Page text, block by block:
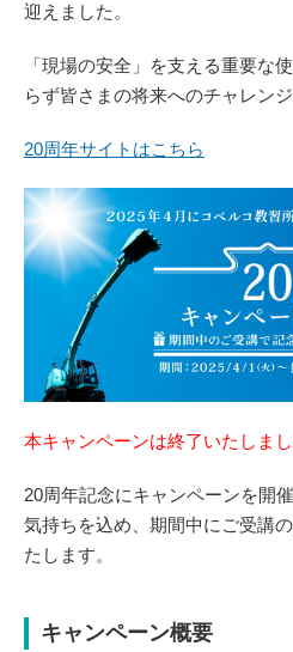
迎えました。
「現場の安全」を支える重要な
らず皆さまの将来へのチャレン
20周年サイトはこちら
本キャンペーンは終了いたしまし
20周年記念にキャンペーンを開
気持ちを込め、期間中にご受講
たします。
キャンペーン概要